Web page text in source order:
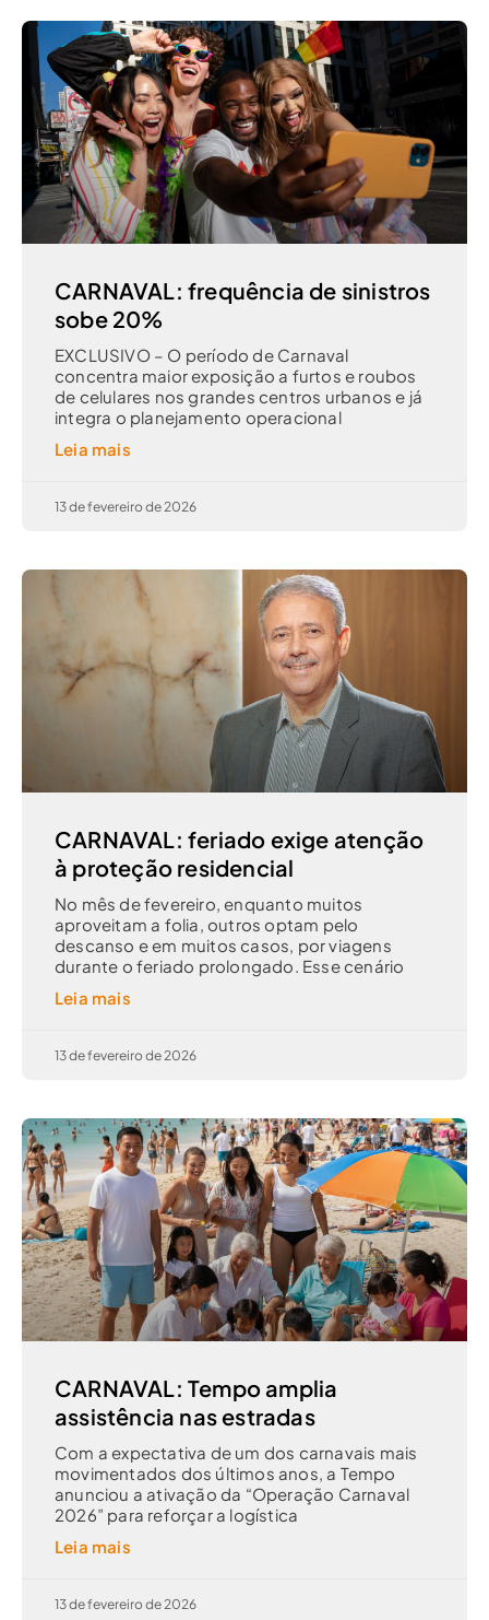
CARNAVAL: frequência de sinistros
sobe 20%
EXCLUSIVO – O período de Carnaval
concentra maior exposição a furtos e roubos
de celulares nos grandes centros urbanos e já
integra o planejamento operacional
Leia mais
13 de fevereiro de 2026
CARNAVAL: feriado exige atenção
à proteção residencial
No mês de fevereiro, enquanto muitos
aproveitam a folia, outros optam pelo
descanso e em muitos casos, por viagens
durante o feriado prolongado. Esse cenário
Leia mais
13 de fevereiro de 2026
CARNAVAL: Tempo amplia
assistência nas estradas
Com a expectativa de um dos carnavais mais
movimentados dos últimos anos, a Tempo
anunciou a ativação da “Operação Carnaval
2026” para reforçar a logística
Leia mais
13 de fevereiro de 2026